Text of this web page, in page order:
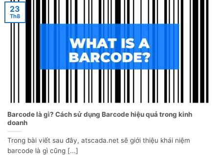
Barcode là gì? Cách sử dụng Barcode hiệu quả trong kinh
doanh
Trong bài viết sau đây, atscada.net sẽ giới thiệu khái niệm
barcode là gì cũng [...]
23
Th8